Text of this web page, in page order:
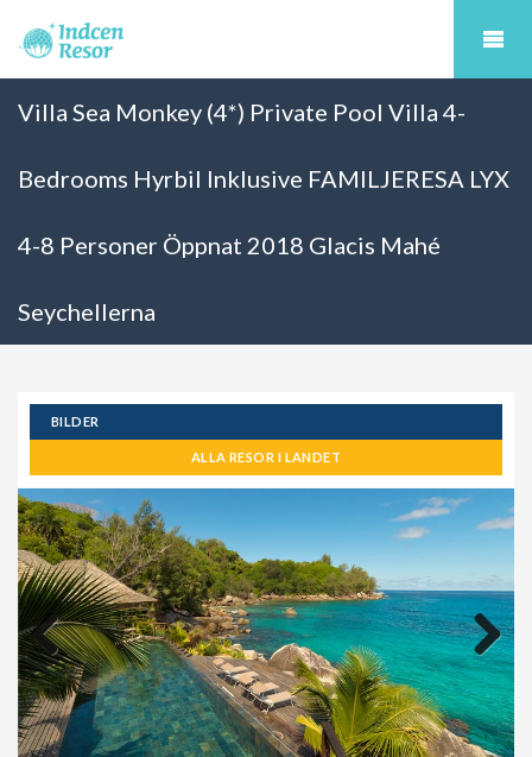
Villa Sea Monkey (4*) Private Pool Villa 4-
Bedrooms Hyrbil Inklusive FAMILJERESA LYX
4-8 Personer Öppnat 2018 Glacis Mahé
Seychellerna
BILDER
ALLA RESOR I LANDET
Previous Next